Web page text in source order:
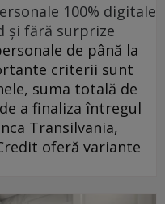
100% digitale
și fără surprize
de până la
criterii sunt
suma totală de
a finaliza întregul
Transilvania,
oferă variante